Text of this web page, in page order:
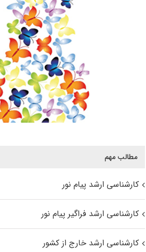
مطالب مهم
کارشناسی ارشد پیام نور
کارشناسی ارشد فراگیر پیام نور
کارشناسی ارشد خارج از کشور